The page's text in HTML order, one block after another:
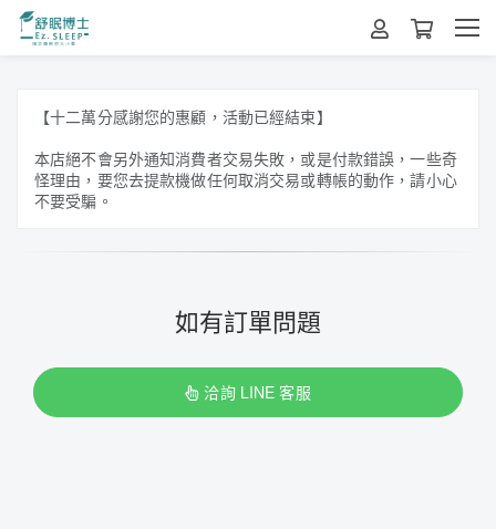
【十二萬分感謝您的惠顧，活動已經結束】
本店絕不會另外通知消費者交易失敗，或是付款錯誤，一些奇
怪理由，要您去提款機做任何取消交易或轉帳的動作，請小心
不要受騙。
如有訂單問題
洽詢 LINE 客服